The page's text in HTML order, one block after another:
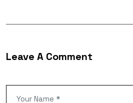
Leave A Comment